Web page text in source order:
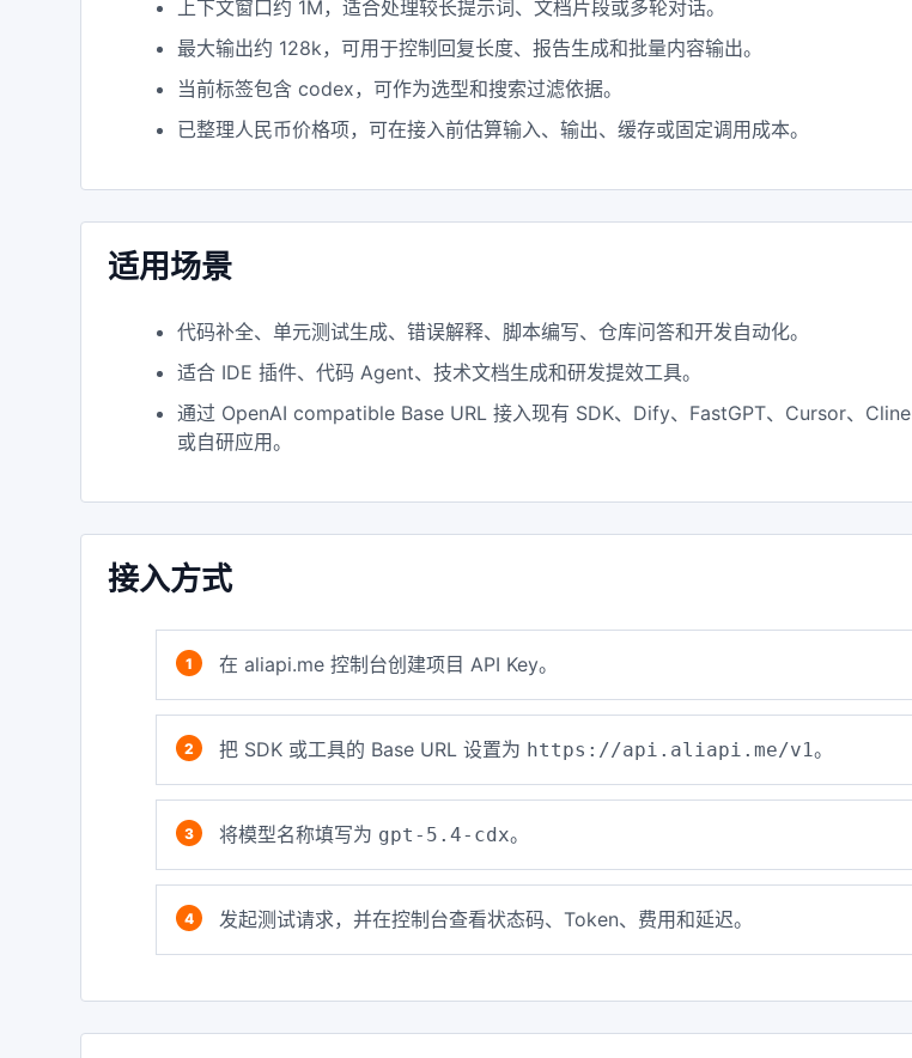
上下文窗口约 1M，适合处理较长提示词、文档片段或多轮对话。
最大输出约 128k，可用于控制回复长度、报告生成和批量内容输出。
当前标签包含 codex，可作为选型和搜索过滤依据。
已整理人民币价格项，可在接入前估算输入、输出、缓存或固定调用成本。
适用场景
代码补全、单元测试生成、错误解释、脚本编写、仓库问答和开发自动化。
适合 IDE 插件、代码 Agent、技术文档生成和研发提效工具。
通过 OpenAI compatible Base URL 接入现有 SDK、Dify、FastGPT、Cursor、Cline
或自研应用。
接入方式
在 aliapi.me 控制台创建项目 API Key。
把 SDK 或工具的 Base URL 设置为 https://api.aliapi.me/v1。
将模型名称填写为 gpt-5.4-cdx。
发起测试请求，并在控制台查看状态码、Token、费用和延迟。